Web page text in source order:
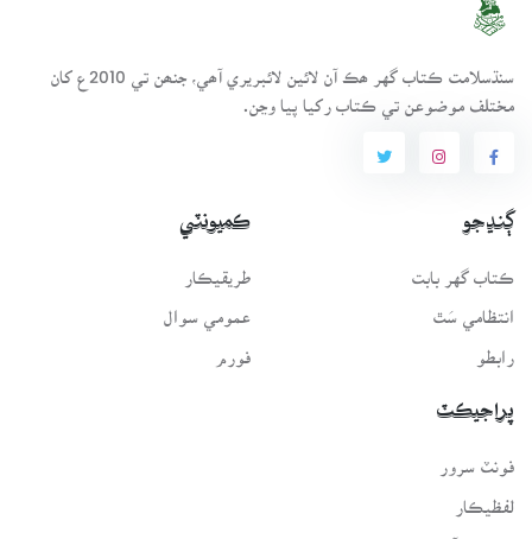
سنڌسلامت ڪتاب گهر ھڪ آن لائين لائبريري آھي، جنھن تي 2010ع کان
مختلف موضوعن تي ڪتاب رکيا پيا وڃن.
ڳنڍجو
ڪتاب گهر بابت
انتظامي سَٿ
رابطو
ڪميونٽي
طريقيڪار
عمومي سوال
فورم
پراجيڪٽ
فونٽ سرور
لفظيڪار